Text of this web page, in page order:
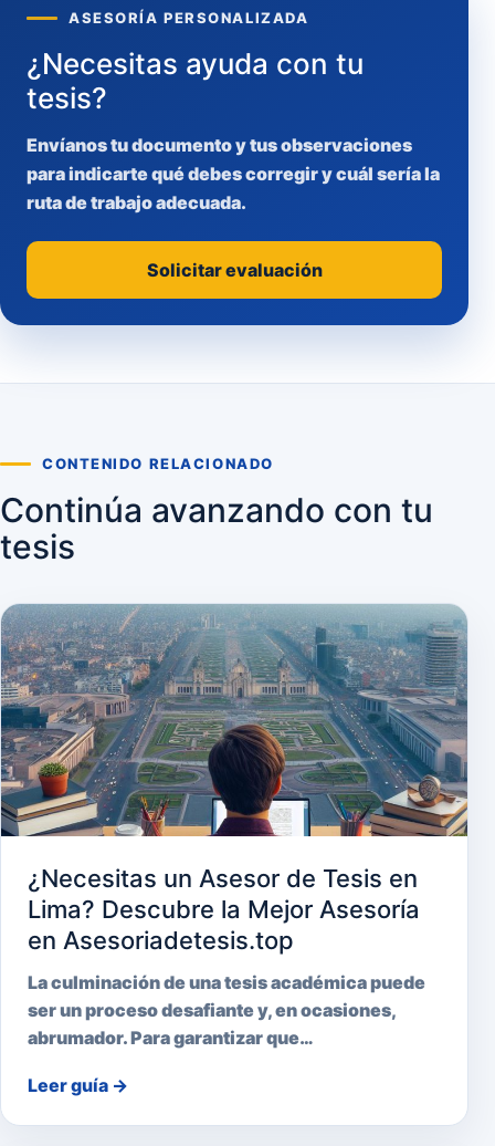
ASESORÍA PERSONALIZADA
¿Necesitas ayuda con tu
tesis?
Envíanos tu documento y tus observaciones
para indicarte qué debes corregir y cuál sería la
ruta de trabajo adecuada.
Solicitar evaluación
CONTENIDO RELACIONADO
Continúa avanzando con tu
tesis
¿Necesitas un Asesor de Tesis en
Lima? Descubre la Mejor Asesoría
en Asesoriadetesis.top
La culminación de una tesis académica puede
ser un proceso desafiante y, en ocasiones,
abrumador. Para garantizar que…
Leer guía →